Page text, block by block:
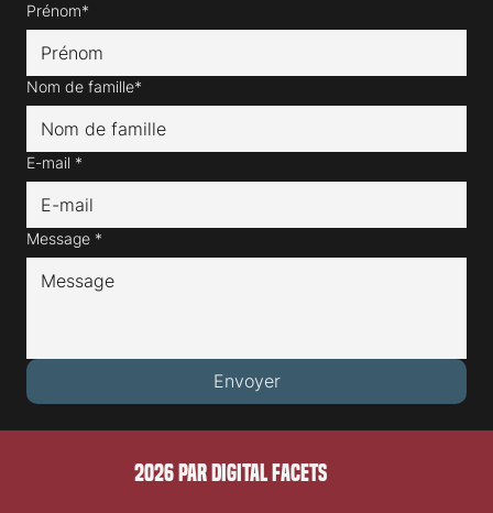
Prénom*
Nom de famille*
E-mail *
Message *
Envoyer
2026 PAR DIGITAL FACETS